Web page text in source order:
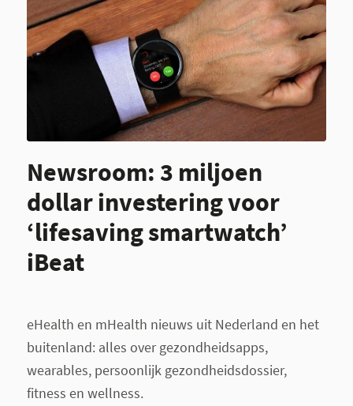
Newsroom: 3 miljoen
dollar investering voor
‘lifesaving smartwatch’
iBeat
eHealth en mHealth nieuws uit Nederland en het
buitenland: alles over gezondheidsapps,
wearables, persoonlijk gezondheidsdossier,
fitness en wellness.